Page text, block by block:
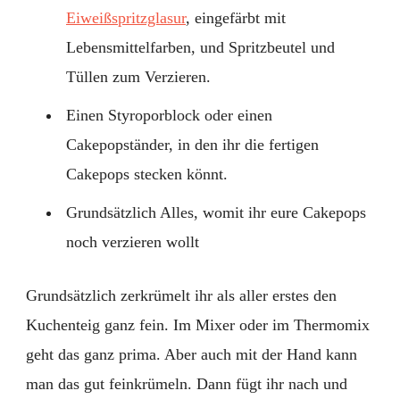
Eiweißspritzglasur, eingefärbt mit
Lebensmittelfarben, und Spritzbeutel und
Tüllen zum Verzieren.
Einen Styroporblock oder einen
Cakepopständer, in den ihr die fertigen
Cakepops stecken könnt.
Grundsätzlich Alles, womit ihr eure Cakepops
noch verzieren wollt
Grundsätzlich zerkrümelt ihr als aller erstes den
Kuchenteig ganz fein. Im Mixer oder im Thermomix
geht das ganz prima. Aber auch mit der Hand kann
man das gut feinkrümeln. Dann fügt ihr nach und